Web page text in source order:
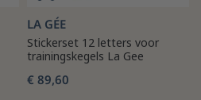
LA GÉE
Stickerset 12 letters voor
trainingskegels La Gee
€ 89,60